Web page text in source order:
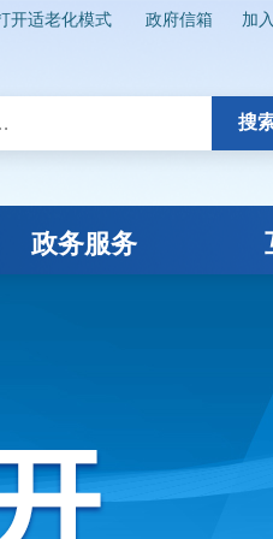
开适老化模式 政府信箱 加
搜
政务服务